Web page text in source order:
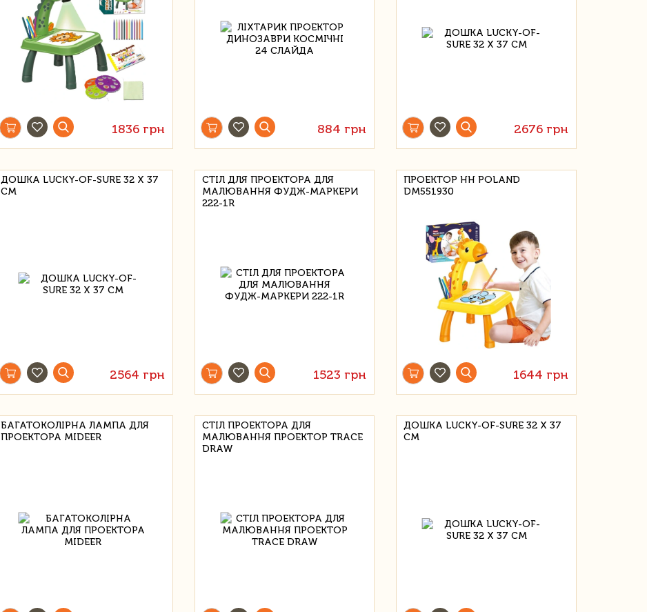
1836 грн 884 грн 2676 грн
ДОШКА LUCKY-OF-SURE 32 Х 37
СМ
2564 грн
СТІЛ ДЛЯ ПРОЕКТОРА ДЛЯ
МАЛЮВАННЯ ФУДЖ-МАРКЕРИ
222-1R
1523 грн
ПРОЕКТОР HH POLAND
DM551930
1644 грн
БАГАТОКОЛІРНА ЛАМПА ДЛЯ
ПРОЕКТОРА MIDEER
СТІЛ ПРОЕКТОРА ДЛЯ
МАЛЮВАННЯ ПРОЕКТОР TRACE
DRAW
ДОШКА LUCKY-OF-SURE 32 Х 37
СМ